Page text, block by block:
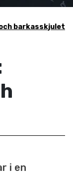
barkasskjulet
i en